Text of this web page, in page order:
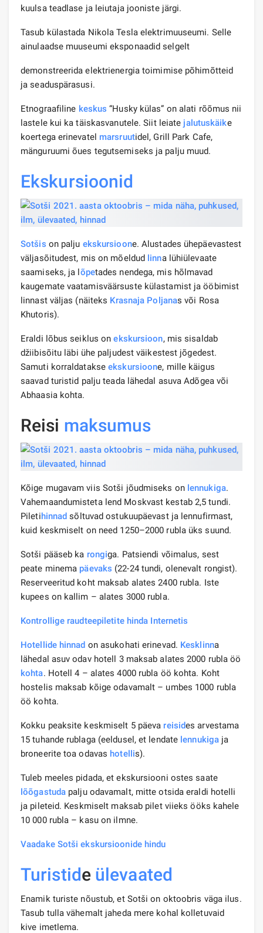
kuulsa teadlase ja leiutaja jooniste järgi.
Tasub külastada Nikola Tesla elektrimuuseumi. Selle
ainulaadse muuseumi eksponaadid selgelt
demonstreerida elektrienergia toimimise põhimõtteid
ja seaduspärasusi.
Etnograafiline keskus “Husky külas” on alati rõõmus nii
lastele kui ka täiskasvanutele. Siit leiate jalutuskäike
koertega erinevatel marsruutidel, Grill Park Cafe,
mänguruumi õues tegutsemiseks ja palju muud.
Ekskursioonid
Sotšis on palju ekskursioone. Alustades ühepäevastest
väljasõitudest, mis on mõeldud linna lühiülevaate
saamiseks, ja lõpetades nendega, mis hõlmavad
kaugemate vaatamisväärsuste külastamist ja ööbimist
linnast väljas (näiteks Krasnaja Poljanas või Rosa
Khutoris).
Eraldi lõbus seiklus onekskursioon, mis sisaldab
džiibisõitu läbi ühe paljudest väikestest jõgedest.
Samuti korraldatakseekskursioone, mille käigus
saavad turistid palju teada lähedal asuva Adõgea või
Abhaasia kohta.
Reisi maksumus
Kõige mugavam viis Sotši jõudmiseks on lennukiga.
Vahemaandumisteta lend Moskvast kestab 2,5 tundi.
Piletihinnad sõltuvad ostukuupäevast ja lennufirmast,
kuid keskmiselt on need 1250–2000 rubla üks suund.
Sotši pääseb ka rongiga. Patsiendi võimalus, sest
peate minema päevaks (22-24 tundi, olenevalt rongist).
Reserveeritud koht maksab alates 2400 rubla. Iste
kupees on kallim – alates 3000 rubla.
Kontrollige raudteepiletite hinda Internetis
Hotellide hinnad on asukohati erinevad. Kesklinna
lähedal asuv odav hotell 3 maksab alates 2000 rubla öö
kohta. Hotell 4 – alates 4000 rubla öö kohta. Koht
hostelis maksab kõige odavamalt – umbes 1000 rubla
öö kohta.
Kokku peaksite keskmiselt 5 päeva reisides arvestama
15 tuhande rublaga (eeldusel, et lendate lennukiga ja
broneerite toa odavas hotellis).
Tuleb meeles pidada, et ekskursiooni ostes saate
lõõgastuda palju odavamalt, mitte otsida eraldi hotelli
ja pileteid. Keskmiselt maksab pilet viieks ööks kahele
10 000 rubla – kasu on ilmne.
Vaadake Sotši ekskursioonide hindu
Turistide ülevaated
Enamik turiste nõustub, et Sotši on oktoobris väga ilus.
Tasub tulla vähemalt jaheda mere kohal kolletuvaid
kive imetlema.